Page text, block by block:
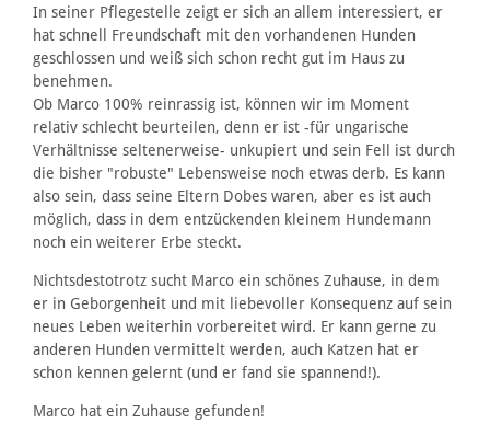
In seiner Pflegestelle zeigt er sich an allem interessiert, er
hat schnell Freundschaft mit den vorhandenen Hunden
geschlossen und weiß sich schon recht gut im Haus zu
benehmen.
Ob Marco 100% reinrassig ist, können wir im Moment
relativ schlecht beurteilen, denn er ist -für ungarische
Verhältnisse seltenerweise- unkupiert und sein Fell ist durch
die bisher "robuste" Lebensweise noch etwas derb. Es kann
also sein, dass seine Eltern Dobes waren, aber es ist auch
möglich, dass in dem entzückenden kleinem Hundemann
noch ein weiterer Erbe steckt.
Nichtsdestotrotz sucht Marco ein schönes Zuhause, in dem
er in Geborgenheit und mit liebevoller Konsequenz auf sein
neues Leben weiterhin vorbereitet wird. Er kann gerne zu
anderen Hunden vermittelt werden, auch Katzen hat er
schon kennen gelernt (und er fand sie spannend!).
Marco hat ein Zuhause gefunden!